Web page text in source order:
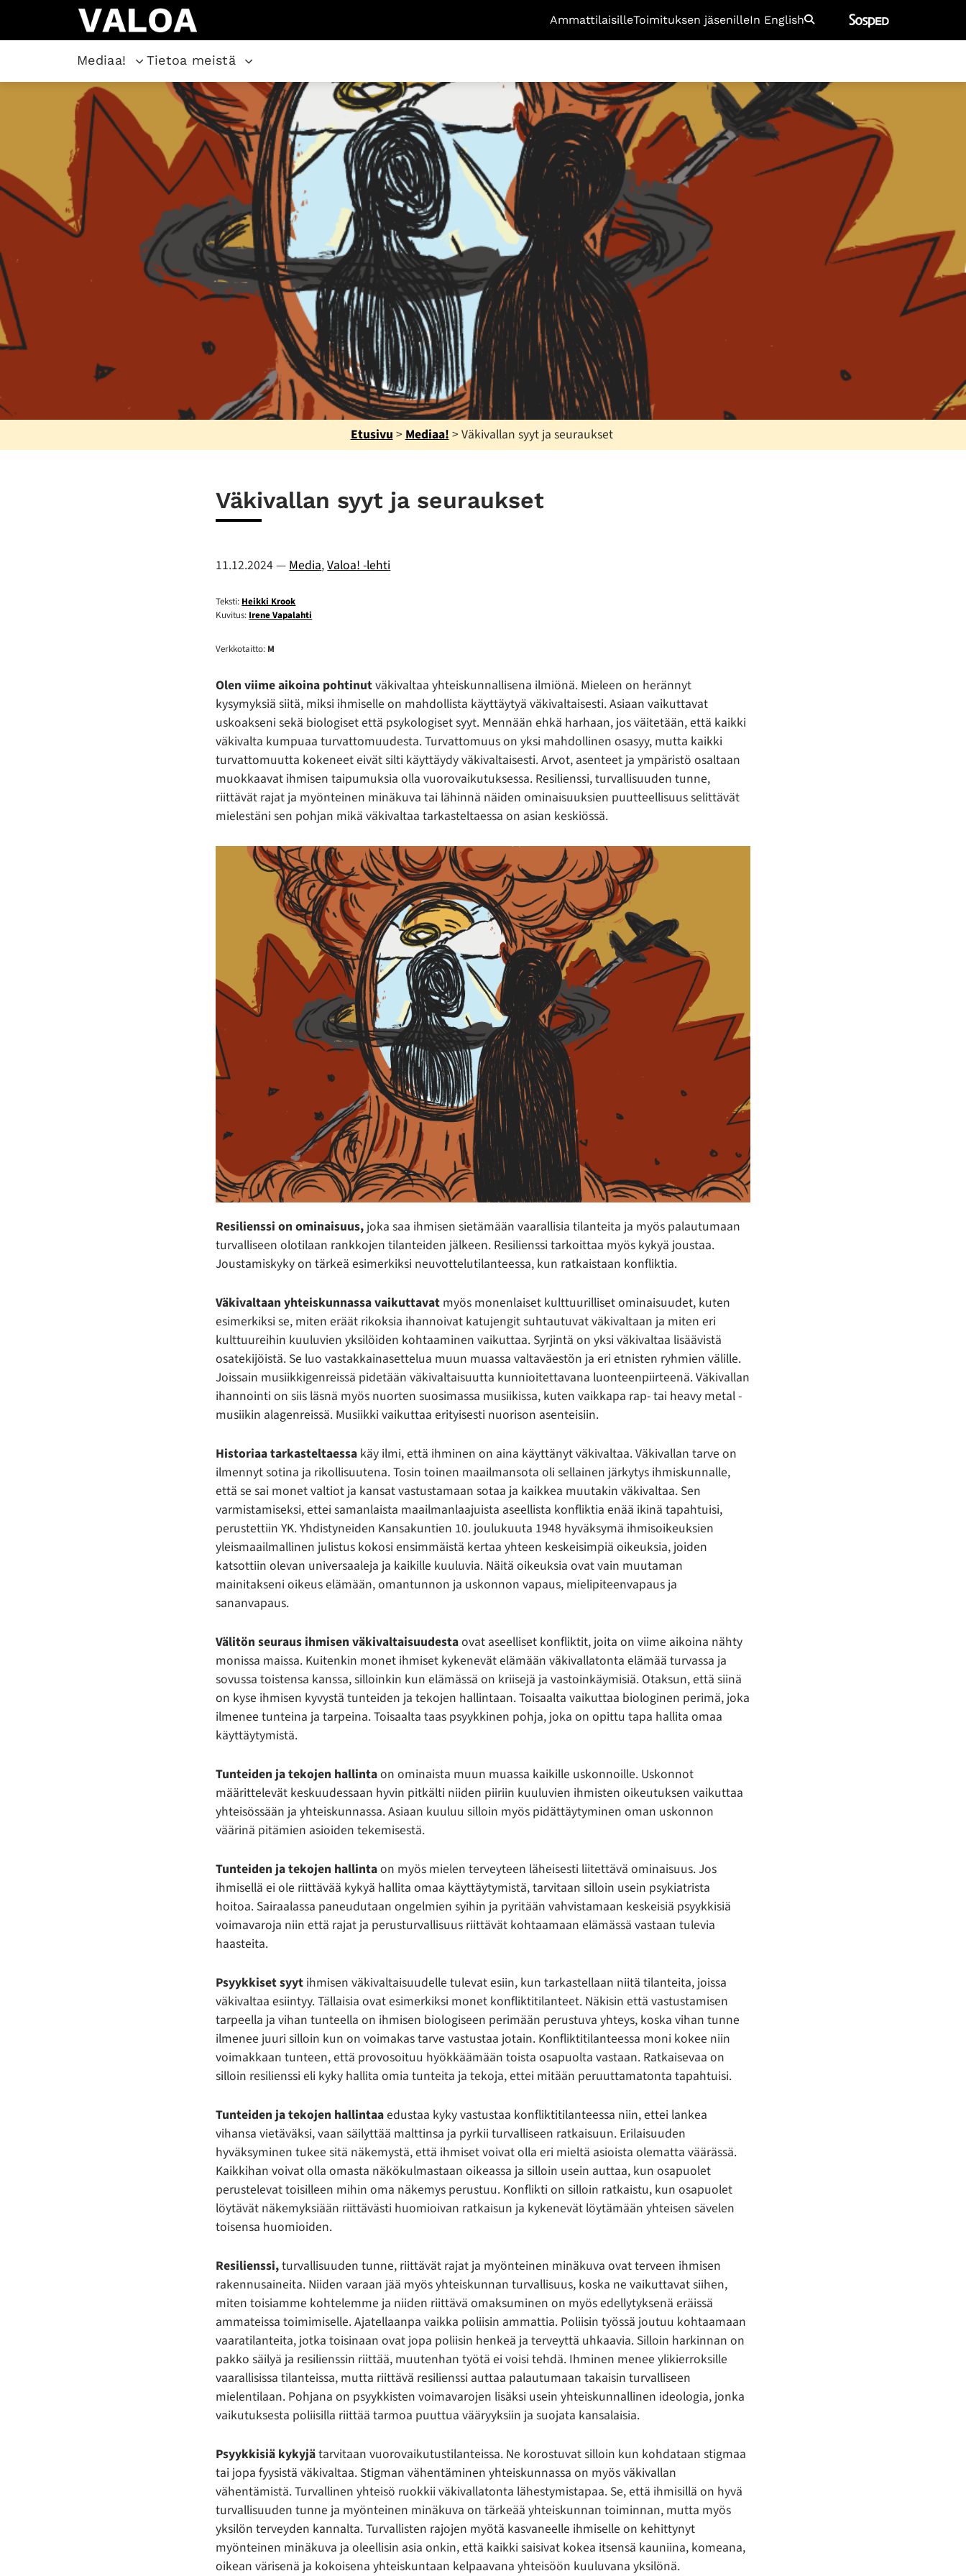
AmmattilaisilleToimituksen jäsenilleIn English Etsi
Mediaa! Tietoa meistä
Etusivu>Mediaa!> Väkivallan syyt ja seuraukset
Väkivallan syyt ja seuraukset
11.12.2024—Media,Valoa! -lehti
Teksti: Heikki Krook
Kuvitus: Irene Vapalahti
Verkkotaitto: M
Olen viime aikoina pohtinutväkivaltaa yhteiskunnallisena ilmiönä. Mieleen on herännyt
kysymyksiä siitä, miksi ihmiselle on mahdollista käyttäytyä väkivaltaisesti. Asiaan vaikuttavat
uskoakseni sekä biologiset että psykologiset syyt. Mennään ehkä harhaan, jos väitetään, että kaikki
väkivalta kumpuaa turvattomuudesta. Turvattomuus on yksi mahdollinen osasyy, mutta kaikki
turvattomuutta kokeneet eivät silti käyttäydy väkivaltaisesti. Arvot, asenteet ja ympäristö osaltaan
muokkaavat ihmisen taipumuksia olla vuorovaikutuksessa. Resilienssi, turvallisuuden tunne,
riittävät rajat ja myönteinen minäkuva tai lähinnä näiden ominaisuuksien puutteellisuus selittävät
mielestäni sen pohjan mikä väkivaltaa tarkasteltaessa on asian keskiössä.
Resilienssi on ominaisuus, joka saa ihmisen sietämään vaarallisia tilanteita ja myös palautumaan
turvalliseen olotilaan rankkojen tilanteiden jälkeen. Resilienssi tarkoittaa myös kykyä joustaa.
Joustamiskyky on tärkeä esimerkiksi neuvottelutilanteessa, kun ratkaistaan konfliktia.
Väkivaltaan yhteiskunnassa vaikuttavat myös monenlaiset kulttuurilliset ominaisuudet, kuten
esimerkiksi se, miten eräät rikoksia ihannoivat katujengit suhtautuvat väkivaltaan ja miten eri
kulttuureihin kuuluvien yksilöiden kohtaaminen vaikuttaa. Syrjintä on yksi väkivaltaa lisäävistä
osatekijöistä. Se luo vastakkainasettelua muun muassa valtaväestön ja eri etnisten ryhmien välille.
Joissain musiikkigenreissä pidetään väkivaltaisuutta kunnioitettavana luonteenpiirteenä. Väkivallan
ihannointi on siis läsnä myös nuorten suosimassa musiikissa, kuten vaikkapa rap- tai heavy metal -
musiikin alagenreissä. Musiikki vaikuttaa erityisesti nuorison asenteisiin.
Historiaa tarkasteltaessa käy ilmi, että ihminen on aina käyttänyt väkivaltaa. Väkivallan tarve on
ilmennyt sotina ja rikollisuutena. Tosin toinen maailmansota oli sellainen järkytys ihmiskunnalle,
että se sai monet valtiot ja kansat vastustamaan sotaa ja kaikkea muutakin väkivaltaa. Sen
varmistamiseksi, ettei samanlaista maailmanlaajuista aseellista konfliktia enää ikinä tapahtuisi,
perustettiin YK. Yhdistyneiden Kansakuntien 10. joulukuuta 1948 hyväksymä ihmisoikeuksien
yleismaailmallinen julistus kokosi ensimmäistä kertaa yhteen keskeisimpiä oikeuksia, joiden
katsottiin olevan universaaleja ja kaikille kuuluvia. Näitä oikeuksia ovat vain muutaman
mainitakseni oikeus elämään, omantunnon ja uskonnon vapaus, mielipiteenvapaus ja
sananvapaus.
Välitön seuraus ihmisen väkivaltaisuudestaovat aseelliset konfliktit, joita on viime aikoina nähty
monissa maissa. Kuitenkin monet ihmiset kykenevät elämään väkivallatonta elämää turvassa ja
sovussa toistensa kanssa, silloinkin kun elämässä on kriisejä ja vastoinkäymisiä. Otaksun, että siinä
on kyse ihmisen kyvystä tunteiden ja tekojen hallintaan. Toisaalta vaikuttaa biologinen perimä, joka
ilmenee tunteina ja tarpeina. Toisaalta taas psyykkinen pohja, joka on opittu tapa hallita omaa
käyttäytymistä.
Tunteiden ja tekojen hallintaon ominaista muun muassa kaikille uskonnoille. Uskonnot
määrittelevät keskuudessaan hyvin pitkälti niiden piiriin kuuluvien ihmisten oikeutuksen vaikuttaa
yhteisössään ja yhteiskunnassa. Asiaan kuuluu silloin myös pidättäytyminen oman uskonnon
väärinä pitämien asioiden tekemisestä.
Tunteiden ja tekojen hallintaon myös mielen terveyteen läheisesti liitettävä ominaisuus. Jos
ihmisellä ei ole riittävää kykyä hallita omaa käyttäytymistä, tarvitaan silloin usein psykiatrista
hoitoa. Sairaalassa paneudutaan ongelmien syihin ja pyritään vahvistamaan keskeisiä psyykkisiä
voimavaroja niin että rajat ja perusturvallisuus riittävät kohtaamaan elämässä vastaan tulevia
haasteita.
Psyykkiset syyt ihmisen väkivaltaisuudelle tulevat esiin, kun tarkastellaan niitä tilanteita, joissa
väkivaltaa esiintyy. Tällaisia ovat esimerkiksi monet konfliktitilanteet. Näkisin että vastustamisen
tarpeella ja vihan tunteella on ihmisen biologiseen perimään perustuva yhteys, koska vihan tunne
ilmenee juuri silloin kun on voimakas tarve vastustaa jotain. Konfliktitilanteessa moni kokee niin
voimakkaan tunteen, että provosoituu hyökkäämään toista osapuolta vastaan. Ratkaisevaa on
silloin resilienssi eli kyky hallita omia tunteita ja tekoja, ettei mitään peruuttamatonta tapahtuisi.
Tunteiden ja tekojen hallintaaedustaa kyky vastustaa konfliktitilanteessa niin, ettei lankea
vihansa vietäväksi, vaan säilyttää malttinsa ja pyrkii turvalliseen ratkaisuun. Erilaisuuden
hyväksyminen tukee sitä näkemystä, että ihmiset voivat olla eri mieltä asioista olematta väärässä.
Kaikkihan voivat olla omasta näkökulmastaan oikeassa ja silloin usein auttaa, kun osapuolet
perustelevat toisilleen mihin oma näkemys perustuu. Konflikti on silloin ratkaistu, kun osapuolet
löytävät näkemyksiään riittävästi huomioivan ratkaisun ja kykenevät löytämään yhteisen sävelen
toisensa huomioiden.
Resilienssi,turvallisuuden tunne, riittävät rajat ja myönteinen minäkuva ovat terveen ihmisen
rakennusaineita. Niiden varaan jää myös yhteiskunnan turvallisuus, koska ne vaikuttavat siihen,
miten toisiamme kohtelemme ja niiden riittävä omaksuminen on myös edellytyksenä eräissä
ammateissa toimimiselle. Ajatellaanpa vaikka poliisin ammattia. Poliisin työssä joutuu kohtaamaan
vaaratilanteita, jotka toisinaan ovat jopa poliisin henkeä ja terveyttä uhkaavia. Silloin harkinnan on
pakko säilyä ja resilienssin riittää, muutenhan työtä ei voisi tehdä. Ihminen menee ylikierroksille
vaarallisissa tilanteissa, mutta riittävä resilienssi auttaa palautumaan takaisin turvalliseen
mielentilaan. Pohjana on psyykkisten voimavarojen lisäksi usein yhteiskunnallinen ideologia, jonka
vaikutuksesta poliisilla riittää tarmoa puuttua vääryyksiin ja suojata kansalaisia.
Psyykkisiä kykyjätarvitaan vuorovaikutustilanteissa. Ne korostuvat silloin kun kohdataan stigmaa
tai jopa fyysistä väkivaltaa. Stigman vähentäminen yhteiskunnassa on myös väkivallan
vähentämistä. Turvallinen yhteisö ruokkii väkivallatonta lähestymistapaa. Se, että ihmisillä on hyvä
turvallisuuden tunne ja myönteinen minäkuva on tärkeää yhteiskunnan toiminnan, mutta myös
yksilön terveyden kannalta. Turvallisten rajojen myötä kasvaneelle ihmiselle on kehittynyt
myönteinen minäkuva ja oleellisin asia onkin, että kaikki saisivat kokea itsensä kauniina, komeana,
oikean värisenä ja kokoisena yhteiskuntaan kelpaavana yhteisöön kuuluvana yksilönä.